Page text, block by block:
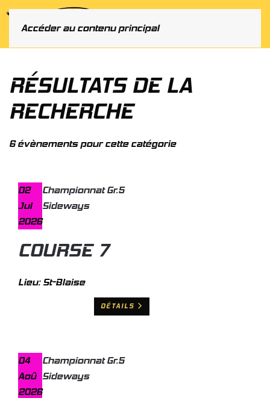
Accéder au contenu principal
RÉSULTATS DE LA
RECHERCHE
6 évènements pour cette catégorie
02
Jul
2026
Championnat Gr.5
Sideways
COURSE 7
Lieu:St-Blaise
DÉTAILS
04
Aoû
2026
Championnat Gr.5
Sideways